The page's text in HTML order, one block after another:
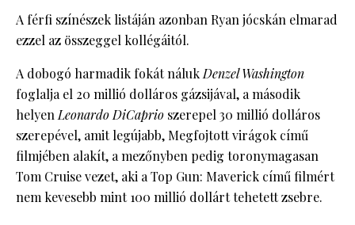
A férfi színészek listáján azonban Ryan jócskán elmarad
ezzel az összeggel kollégáitól.
A dobogó harmadik fokát nálukDenzel Washington
foglalja el 20 millió dolláros gázsijával, a második
helyenLeonardo DiCaprio szerepel 30 millió dolláros
szerepével, amit legújabb, Megfojtott virágok című
filmjében alakít, a mezőnyben pedig toronymagasan
Tom Cruise vezet, aki a Top Gun: Maverick című filmért
nem kevesebb mint 100 millió dollárt tehetett zsebre.